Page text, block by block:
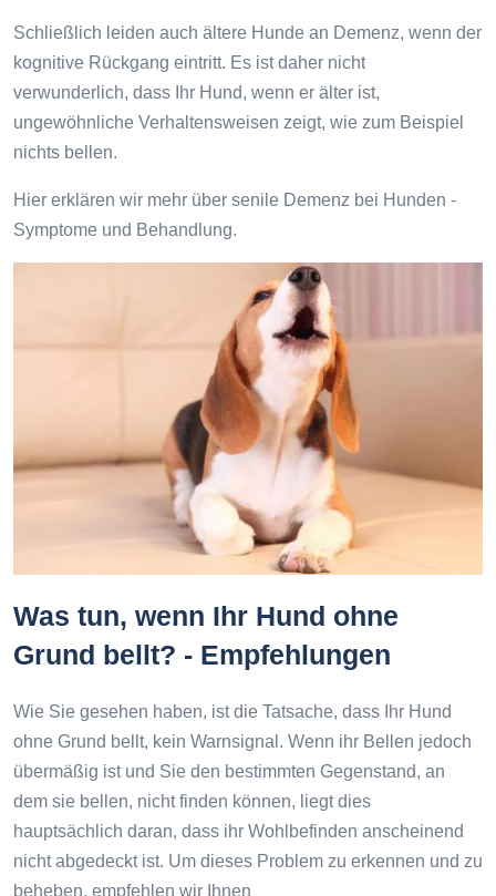
Schließlich leiden auch ältere Hunde an Demenz, wenn der
kognitive Rückgang eintritt. Es ist daher nicht
verwunderlich, dass Ihr Hund, wenn er älter ist,
ungewöhnliche Verhaltensweisen zeigt, wie zum Beispiel
nichts bellen.
Hier erklären wir mehr über senile Demenz bei Hunden -
Symptome und Behandlung.
Was tun, wenn Ihr Hund ohne
Grund bellt? - Empfehlungen
Wie Sie gesehen haben, ist die Tatsache, dass Ihr Hund
ohne Grund bellt, kein Warnsignal. Wenn ihr Bellen jedoch
übermäßig ist und Sie den bestimmten Gegenstand, an
dem sie bellen, nicht finden können, liegt dies
hauptsächlich daran, dass ihr Wohlbefinden anscheinend
nicht abgedeckt ist. Um dieses Problem zu erkennen und zu
beheben, empfehlen wir Ihnen